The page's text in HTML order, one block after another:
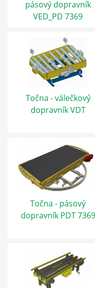
pásový dopravník
VED_PD 7369
Točna - válečkový
dopravník VDT
Točna - pásový
dopravník PDT 7369